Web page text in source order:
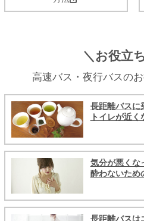
＼お役立
高速バス・夜行バスの
長距離バスに
トイレが近
気分が悪くな
酔わないため
長距離バスは